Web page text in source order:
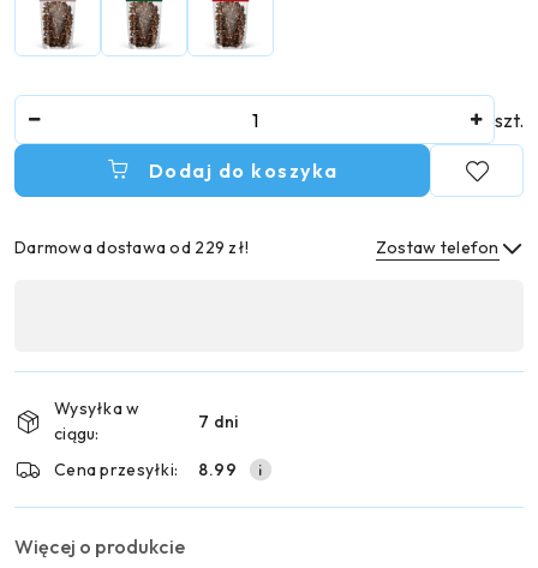
szt.
Dodaj do koszyka
Darmowa dostawa od 229 zł! Zostaw telefon
płatność
dostawa
Wysyłka w
ciągu:
7 dni
Cena przesyłki: 8.99
Więcej o produkcie